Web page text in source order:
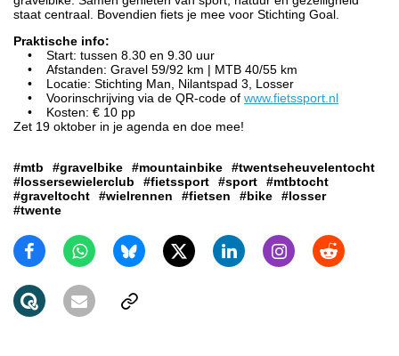
staat centraal. Bovendien fiets je mee voor Stichting Goal.
Praktische info:
• Start: tussen 8.30 en 9.30 uur
• Afstanden: Gravel 59/92 km | MTB 40/55 km
• Locatie: Stichting Man, Nilantspad 3, Losser
• Voorinschrijving via de QR-code of www.fietssport.nl
• Kosten: € 10 pp
Zet 19 oktober in je agenda en doe mee!
#mtb #gravelbike #mountainbike
#twentseheuvelentocht
#lossersewielerclub
#fietssport #sport
#mtbtocht
#graveltocht
#wielrennen #fietsen #bike
#losser
#twente